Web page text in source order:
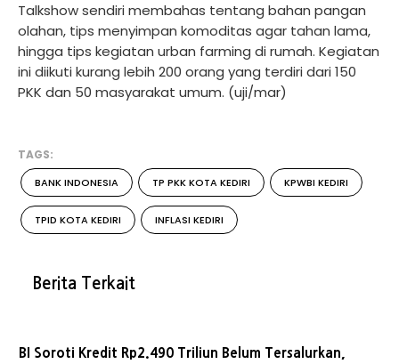
Talkshow sendiri membahas tentang bahan pangan
olahan, tips menyimpan komoditas agar tahan lama,
hingga tips kegiatan urban farming di rumah. Kegiatan
ini diikuti kurang lebih 200 orang yang terdiri dari 150
PKK dan 50 masyarakat umum. (uji/mar)
TAGS:
BANK INDONESIA TP PKK KOTA KEDIRI KPWBI KEDIRI
TPID KOTA KEDIRI INFLASI KEDIRI
Berita Terkait
BI Soroti Kredit Rp2.490 Triliun Belum Tersalurkan,